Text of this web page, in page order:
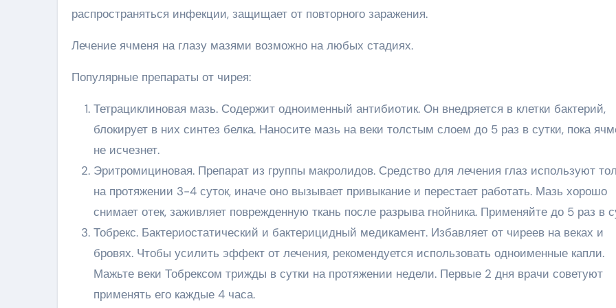
распространяться инфекции, защищает от повторного заражения.
Лечение ячменя на глазу мазями возможно на любых стадиях.
Популярные препараты от чирея:
Тетрациклиновая мазь. Содержит одноименный антибиотик. Он внедряется в клетки бактерий,
блокирует в них синтез белка. Наносите мазь на веки толстым слоем до 5 раз в сутки, пока
не исчезнет.
Эритромициновая. Препарат из группы макролидов. Средство для лечения глаз используют
на протяжении 3-4 суток, иначе оно вызывает привыкание и перестает работать. Мазь хорошо
снимает отек, заживляет поврежденную ткань после разрыва гнойника. Применяйте до 5 раз в
Тобрекс. Бактериостатический и бактерицидный медикамент. Избавляет от чиреев на веках и
бровях. Чтобы усилить эффект от лечения, рекомендуется использовать одноименные капли.
Мажьте веки Тобрексом трижды в сутки на протяжении недели. Первые 2 дня врачи советуют
применять его каждые 4 часа.